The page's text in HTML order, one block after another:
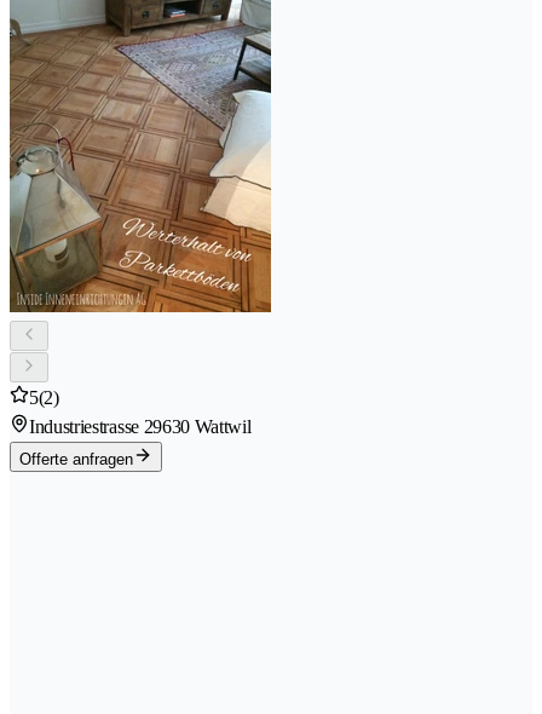
5(2)
Industriestrasse 29630 Wattwil
Offerte anfragen